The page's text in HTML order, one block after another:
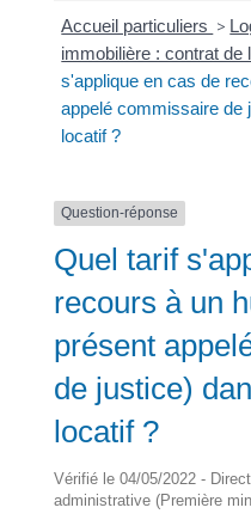
Accueil particuliers >
immobilière : contrat de
s'applique en cas de
appelé commissaire de
locatif ?
Question-réponse
Quel tarif
recours à un
présent
de justice)
locatif ?
Vérifié le 04/05/2022 -
administrative (Première